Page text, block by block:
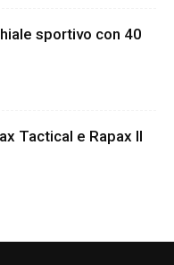
sportivo con 40
Tactical e Rapax II